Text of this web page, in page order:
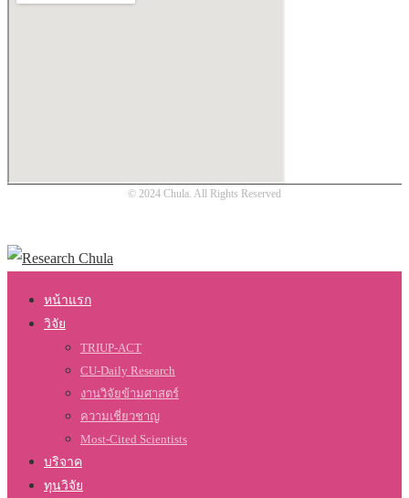
© 2024 Chula. All Rights Reserved
หน้าแรก
วิจัย
TRIUP-ACT
CU-Daily Research
งานวิจัยข้ามศาสตร์
ความเชี่ยวชาญ
Most-Cited Scientists
บริจาค
ทุนวิจัย